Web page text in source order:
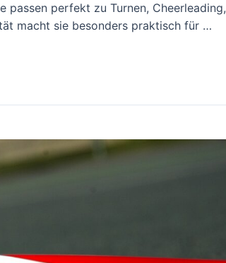
passen perfekt zu Turnen, Cheerleading,
macht sie besonders praktisch für …